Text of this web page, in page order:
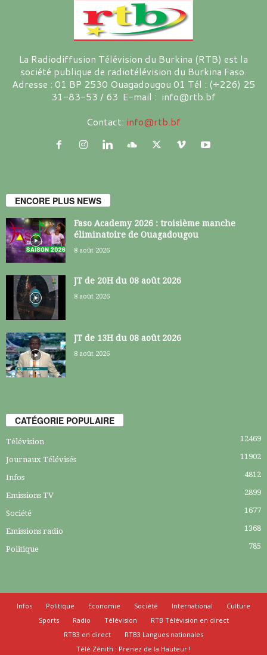
La Radiodiffusion Télévision du Burkina (RTB) est la
société publique de radiotélévision du Burkina Faso.
Adresse : 01 BP 2530 Ouagadougou 01 Tél : (+226) 25
31-83-53 / 63 E-mail : info@rtb.bf
Contact: info@rtb.bf
ENCORE PLUS NEWS
Faso Academy 2026 : troisième manche
éliminatoire de Ouagadougou
8 août 2026
JT de 20H du 08 août 2026
8 août 2026
JT de 13H du 08 août 2026
8 août 2026
CATÉGORIE POPULAIRE
Télévision 12469
Journaux Télévisés 11902
Infos 4812
Emissions TV 2899
Société 1677
Emissions radio 1368
Politique 785
Infos Politique Economie Société International
Culture
Sports
Radio Télévision
RTB Télévision en direct
RTB3 en direct
RTB3 Langues nationales
Télé Zénith : Prenez de la Hauteur !